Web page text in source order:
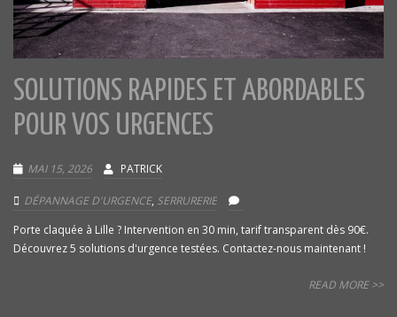
SOLUTIONS RAPIDES ET ABORDABLES
POUR VOS URGENCES
MAI 15, 2026 PATRICK
DÉPANNAGE D'URGENCE, SERRURERIE
Porte claquée à Lille ? Intervention en 30 min, tarif transparent dès 90€.
Découvrez 5 solutions d'urgence testées. Contactez-nous maintenant !
READ MORE >>